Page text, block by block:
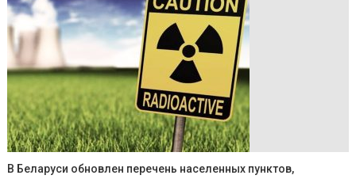
В Беларуси обновлен перечень населенных пунктов,